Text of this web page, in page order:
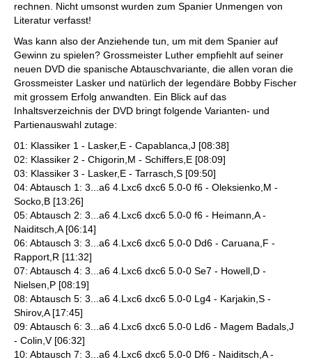
rechnen. Nicht umsonst wurden zum Spanier Unmengen von
Literatur verfasst!
Was kann also der Anziehende tun, um mit dem Spanier auf
Gewinn zu spielen? Grossmeister Luther empfiehlt auf seiner
neuen DVD die spanische Abtauschvariante, die allen voran die
Grossmeister Lasker und natürlich der legendäre Bobby Fischer
mit grossem Erfolg anwandten. Ein Blick auf das
Inhaltsverzeichnis der DVD bringt folgende Varianten- und
Partienauswahl zutage:
01: Klassiker 1 - Lasker,E - Capablanca,J [08:38]
02: Klassiker 2 - Chigorin,M - Schiffers,E [08:09]
03: Klassiker 3 - Lasker,E - Tarrasch,S [09:50]
04: Abtausch 1: 3...a6 4.Lxc6 dxc6 5.0-0 f6 - Oleksienko,M -
Socko,B [13:26]
05: Abtausch 2: 3...a6 4.Lxc6 dxc6 5.0-0 f6 - Heimann,A -
Naiditsch,A [06:14]
06: Abtausch 3: 3...a6 4.Lxc6 dxc6 5.0-0 Dd6 - Caruana,F -
Rapport,R [11:32]
07: Abtausch 4: 3...a6 4.Lxc6 dxc6 5.0-0 Se7 - Howell,D -
Nielsen,P [08:19]
08: Abtausch 5: 3...a6 4.Lxc6 dxc6 5.0-0 Lg4 - Karjakin,S -
Shirov,A [17:45]
09: Abtausch 6: 3...a6 4.Lxc6 dxc6 5.0-0 Ld6 - Magem Badals,J
- Colin,V [06:32]
10: Abtausch 7: 3...a6 4.Lxc6 dxc6 5.0-0 Df6 - Naiditsch,A -